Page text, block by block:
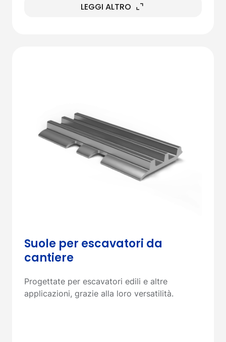
LEGGI ALTRO
Suole per escavatori da
cantiere
Progettate per escavatori edili e altre
applicazioni, grazie alla loro versatilità.